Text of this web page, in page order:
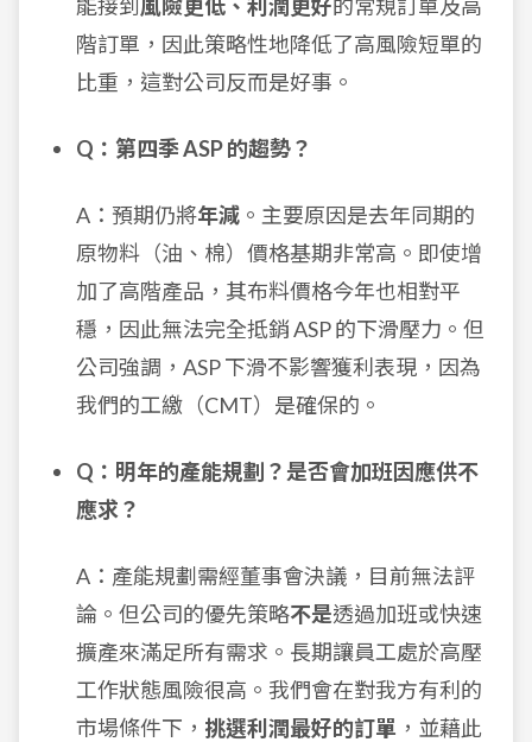
能接到 風險更低、利潤更好的常規訂單及高
階訂單，因此策略性地降低了高風險短單的
比重，這對公司反而是好事。
Q：第四季 ASP 的趨勢？
A：預期仍將年減 。主要原因是去年同期的
原物料（油、棉）價格基期非常高。即使增
加了高階產品，其布料價格今年也相對平
穩，因此無法完全抵銷 ASP 的下滑壓力。但
公司強調，ASP 下滑不影響獲利表現，因為
我們的工繳（CMT）是確保的。
Q：明年的產能規劃？是否會加班因應供不
應求？
A：產能規劃需經董事會決議，目前無法評
論。但公司的優先策略不是透過加班或快速
擴產來滿足所有需求。長期讓員工處於高壓
工作狀態風險很高。我們會在對我方有利的
市場條件下， 挑選利潤最好的訂單 ，並藉此